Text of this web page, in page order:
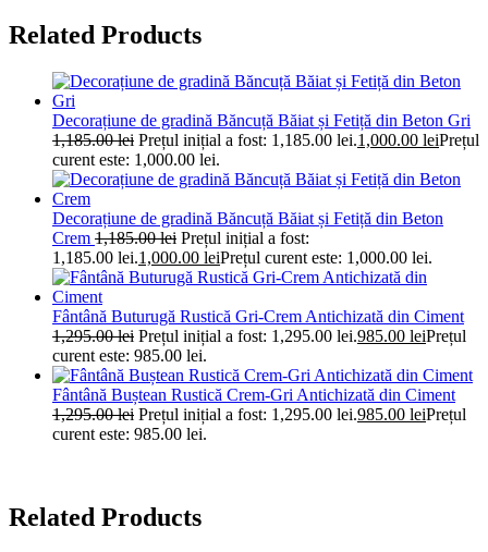
Related Products
Decorațiune de gradină Băncuță Băiat și Fetiță din Beton Gri
1,185.00lei Prețul inițial a fost: 1,185.00 lei.1,000.00 leiPrețul
curent este: 1,000.00 lei.
Decorațiune de gradină Băncuță Băiat și Fetiță din Beton
Crem 1,185.00lei Prețul inițial a fost:
1,185.00 lei.1,000.00 leiPrețul curent este: 1,000.00 lei.
Fântână Buturugă Rustică Gri-Crem Antichizată din Ciment
1,295.00lei Prețul inițial a fost: 1,295.00 lei.985.00 leiPrețul
curent este: 985.00 lei.
Fântână Buștean Rustică Crem-Gri Antichizată din Ciment
1,295.00lei Prețul inițial a fost: 1,295.00 lei.985.00 leiPrețul
curent este: 985.00 lei.
Related Products